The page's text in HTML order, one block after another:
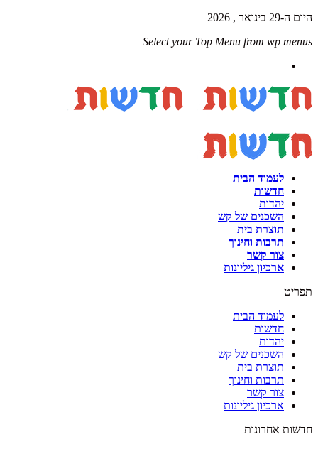
היום ה-29 בינואר , 2026
Select your Top Menu from wp menus
לעמוד הבית
חדשות
יהדות
השכנים של קש
תוצרת בית
תרבות וחינוך
צור קשר
ארכיון גיליונות
תפריט
לעמוד הבית
חדשות
יהדות
השכנים של קש
תוצרת בית
תרבות וחינוך
צור קשר
ארכיון גיליונות
חדשות אחרונות